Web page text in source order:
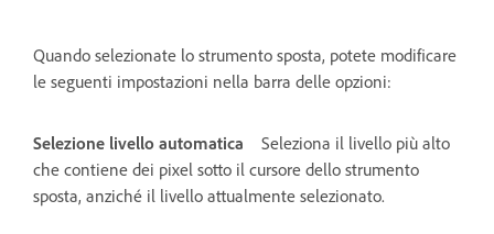
Quando selezionate lo strumento sposta, potete modificare
le seguenti impostazioni nella barra delle opzioni:
Selezione livello automatica
Seleziona il livello più alto
che contiene dei pixel sotto il cursore dello strumento
sposta, anziché il livello attualmente selezionato.